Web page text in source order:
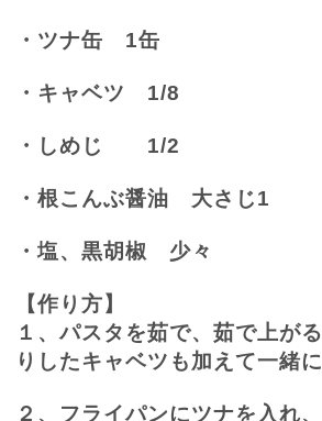
・ツナ缶 1缶
・キャベツ 1/8
・しめじ 1/2
・根こんぶ醤油 大さじ1
・塩、黒胡椒 少々
【作り方】
１、パスタを茹で、茹で上がる
りしたキャベツも加えて一緒
２、フライパンにツナを入れ